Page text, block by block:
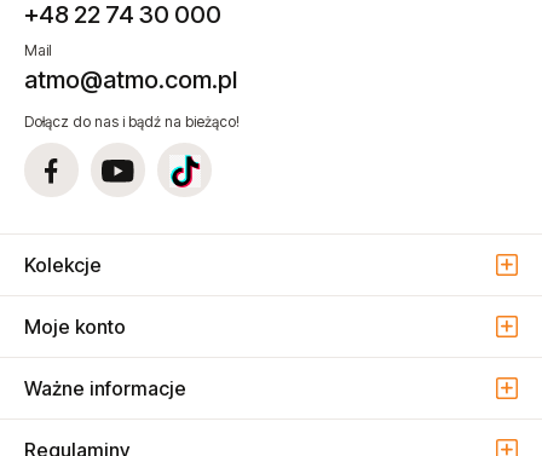
+48 22 74 30 000
Mail
atmo@atmo.com.pl
Dołącz do nas i bądź na bieżąco!
Kolekcje
Moje konto
Ważne informacje
Regulaminy